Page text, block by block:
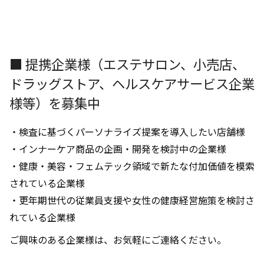
■ 提携企業様（エステサロン、小売店、
ドラッグストア、ヘルスケアサービス企業
様等）を募集中
・検査に基づくパーソナライズ提案を導入したい店舗様
・インナーケア商品の企画・開発を検討中の企業様
・健康・美容・フェムテック領域で新たな付加価値を模索
されている企業様
・更年期世代の従業員支援や女性の健康経営施策を検討さ
れている企業様
ご興味のある企業様は、お気軽にご連絡ください。